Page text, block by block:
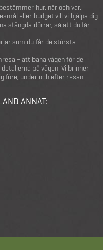
hur, när och var.
eller budget vill vi hjälpa dig
stängda dörrar, så att du får
som du får de största
– att bana vägen för de
på vägen. Vi brinner
före, under och efter resan.
ANNAT: